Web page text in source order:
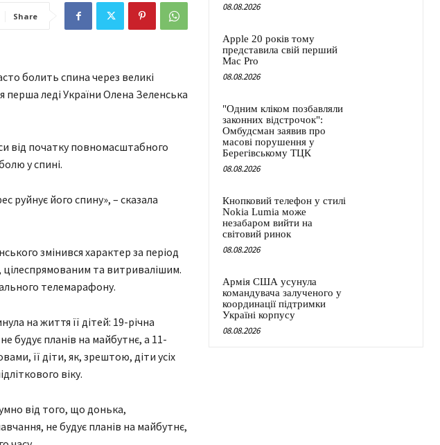
Share
болить спина через великі
перша леді України Олена Зеленська
від початку повномасштабного
у спині.
руйнує його спину», – сказала
змінився характер за період
та витривалішим.
телемарафону.
на життя її дітей: 19-річна
будує планів на майбутнє, а 11-
її діти, як, зрештою, діти усіх
віку.
від того, що донька,
не будує планів на майбутнє,
08.08.2026
Apple 20 років тому
представила свій перший
Mac Pro
08.08.2026
"Одним кліком позбавляли
законних відстрочок":
Омбудсман заявив про
масові порушення у
Берегівському ТЦК
08.08.2026
Кнопковий телефон у стилі
Nokia Lumia може
незабаром вийти на
світовий ринок
08.08.2026
Армія США усунула
командувача залученого у
координації підтримки
Україні корпусу
08.08.2026